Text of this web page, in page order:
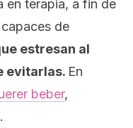
en terapia, a fin de
de
estresan al
evitarlas. En
beber,